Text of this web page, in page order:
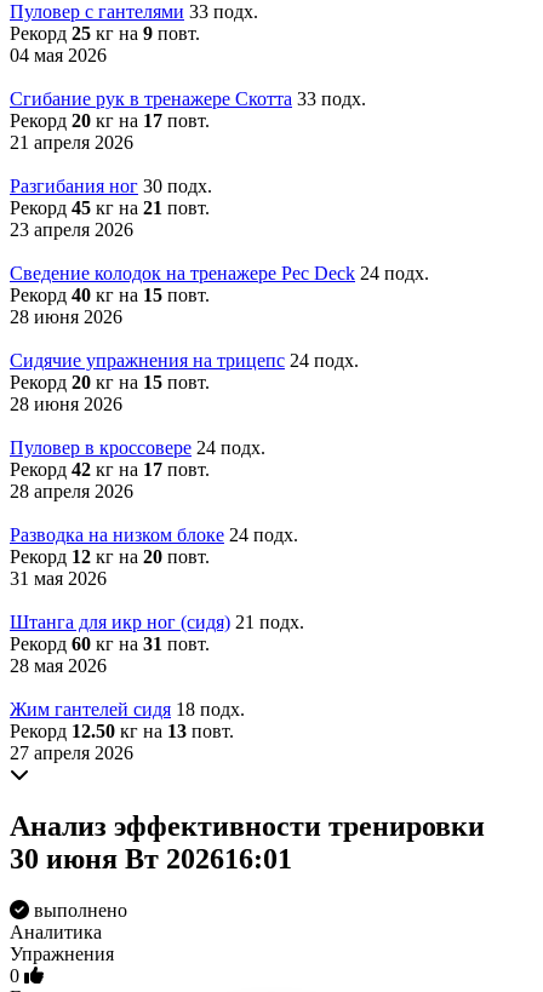
Пуловер с гантелями 33 подх.
Рекорд 25 кг на 9 повт.
04 мая 2026
Cгибание рук в тренажере Cкотта 33 подх.
Рекорд 20 кг на 17 повт.
21 апреля 2026
Разгибания ног 30 подх.
Рекорд 45 кг на 21 повт.
23 апреля 2026
Сведение колодок на тренажере Pec Deck 24 подх.
Рекорд 40 кг на 15 повт.
28 июня 2026
Сидячие упражнения на трицепс 24 подх.
Рекорд 20 кг на 15 повт.
28 июня 2026
Пуловер в кроссовере 24 подх.
Рекорд 42 кг на 17 повт.
28 апреля 2026
Разводка на низком блоке 24 подх.
Рекорд 12 кг на 20 повт.
31 мая 2026
Штанга для икр ног (сидя) 21 подх.
Рекорд 60 кг на 31 повт.
28 мая 2026
Жим гантелей сидя 18 подх.
Рекорд 12.50 кг на 13 повт.
27 апреля 2026
Анализ эффективности тренировки
30 июня Вт 202616:01
выполнено
Аналитика
Упражнения
0